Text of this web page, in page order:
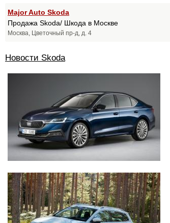
Major Auto Skoda
Продажа Skoda/ Шкода в Москве
Москва, Цветочный пр-д, д. 4
Новости Skoda